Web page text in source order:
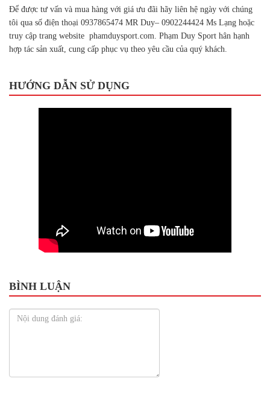
Để được tư vấn và mua hàng với giá ưu đãi hãy liên hệ ngày với chúng
tôi qua số điện thoại 0937865474 MR Duy– 0902244424 Ms Lạng hoặc
truy cập trang website phamduysport.com. Phạm Duy Sport hân hạnh
hợp tác sản xuất, cung cấp phục vụ theo yêu cầu của quý khách.
HƯỚNG DẪN SỬ DỤNG
BÌNH LUẬN